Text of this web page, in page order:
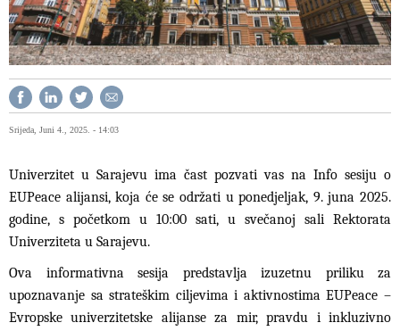
Srijeda, Juni 4., 2025. - 14:03
Univerzitet u Sarajevu ima čast pozvati vas na Info sesiju o
EUPeace alijansi, koja će se održati u ponedjeljak, 9. juna 2025.
godine, s početkom u 10:00 sati, u svečanoj sali Rektorata
Univerziteta u Sarajevu.
Ova informativna sesija predstavlja izuzetnu priliku za
upoznavanje sa strateškim ciljevima i aktivnostima EUPeace –
Evropske univerzitetske alijanse za mir, pravdu i inkluzivno